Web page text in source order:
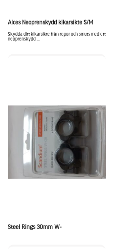
Alces Neoprenskydd kikarsikte S/M
Skydda ditt kikarsikte från repor och smuts med ett
neoprenskydd ...
Steel Rings 30mm W-